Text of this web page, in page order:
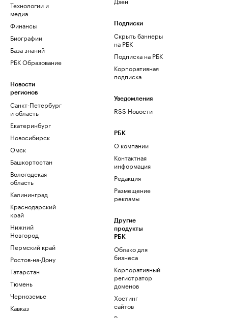
Технологии и
медиа
Финансы
Биографии
База знаний
РБК Образование
Новости
регионов
Санкт-Петербург
и область
Екатеринбург
Новосибирск
Омск
Башкортостан
Вологодская
область
Калининград
Краснодарский
край
Нижний
Новгород
Пермский край
Ростов-на-Дону
Татарстан
Тюмень
Черноземье
Кавказ
Подписки
Скрыть баннеры
на РБК
Подписка на РБК
Корпоративная
подписка
Уведомления
RSS Новости
РБК
О компании
Контактная
информация
Редакция
Размещение
рекламы
Другие
продукты
РБК
Облако для
бизнеса
Корпоративный
регистратор
доменов
Хостинг
сайтов